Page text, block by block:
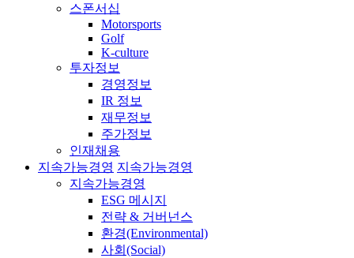
스폰서십
Motorsports
Golf
K-culture
투자정보
경영정보
IR 정보
재무정보
주가정보
인재채용
지속가능경영 지속가능경영
지속가능경영
ESG 메시지
전략 & 거버넌스
환경(Environmental)
사회(Social)